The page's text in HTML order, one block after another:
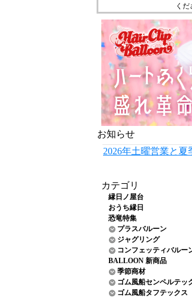
くだ
お知らせ
2026年土曜営業と夏
カテゴリ
縁日ノ屋台
おうち縁日
恐竜特集
プラスバルーン
ジャグリング
コンフェッティバルー
BALLOON 新商品
季節商材
ゴム風船センペルテッ
ゴム風船タフテックス